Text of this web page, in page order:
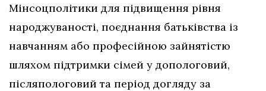
Мінсоцполітики для підвищення рівня
народжуваності, поєднання батьківства із
навчанням або професійною зайнятістю
шляхом підтримки сімей у допологовий,
післяпологовий та період догляду за